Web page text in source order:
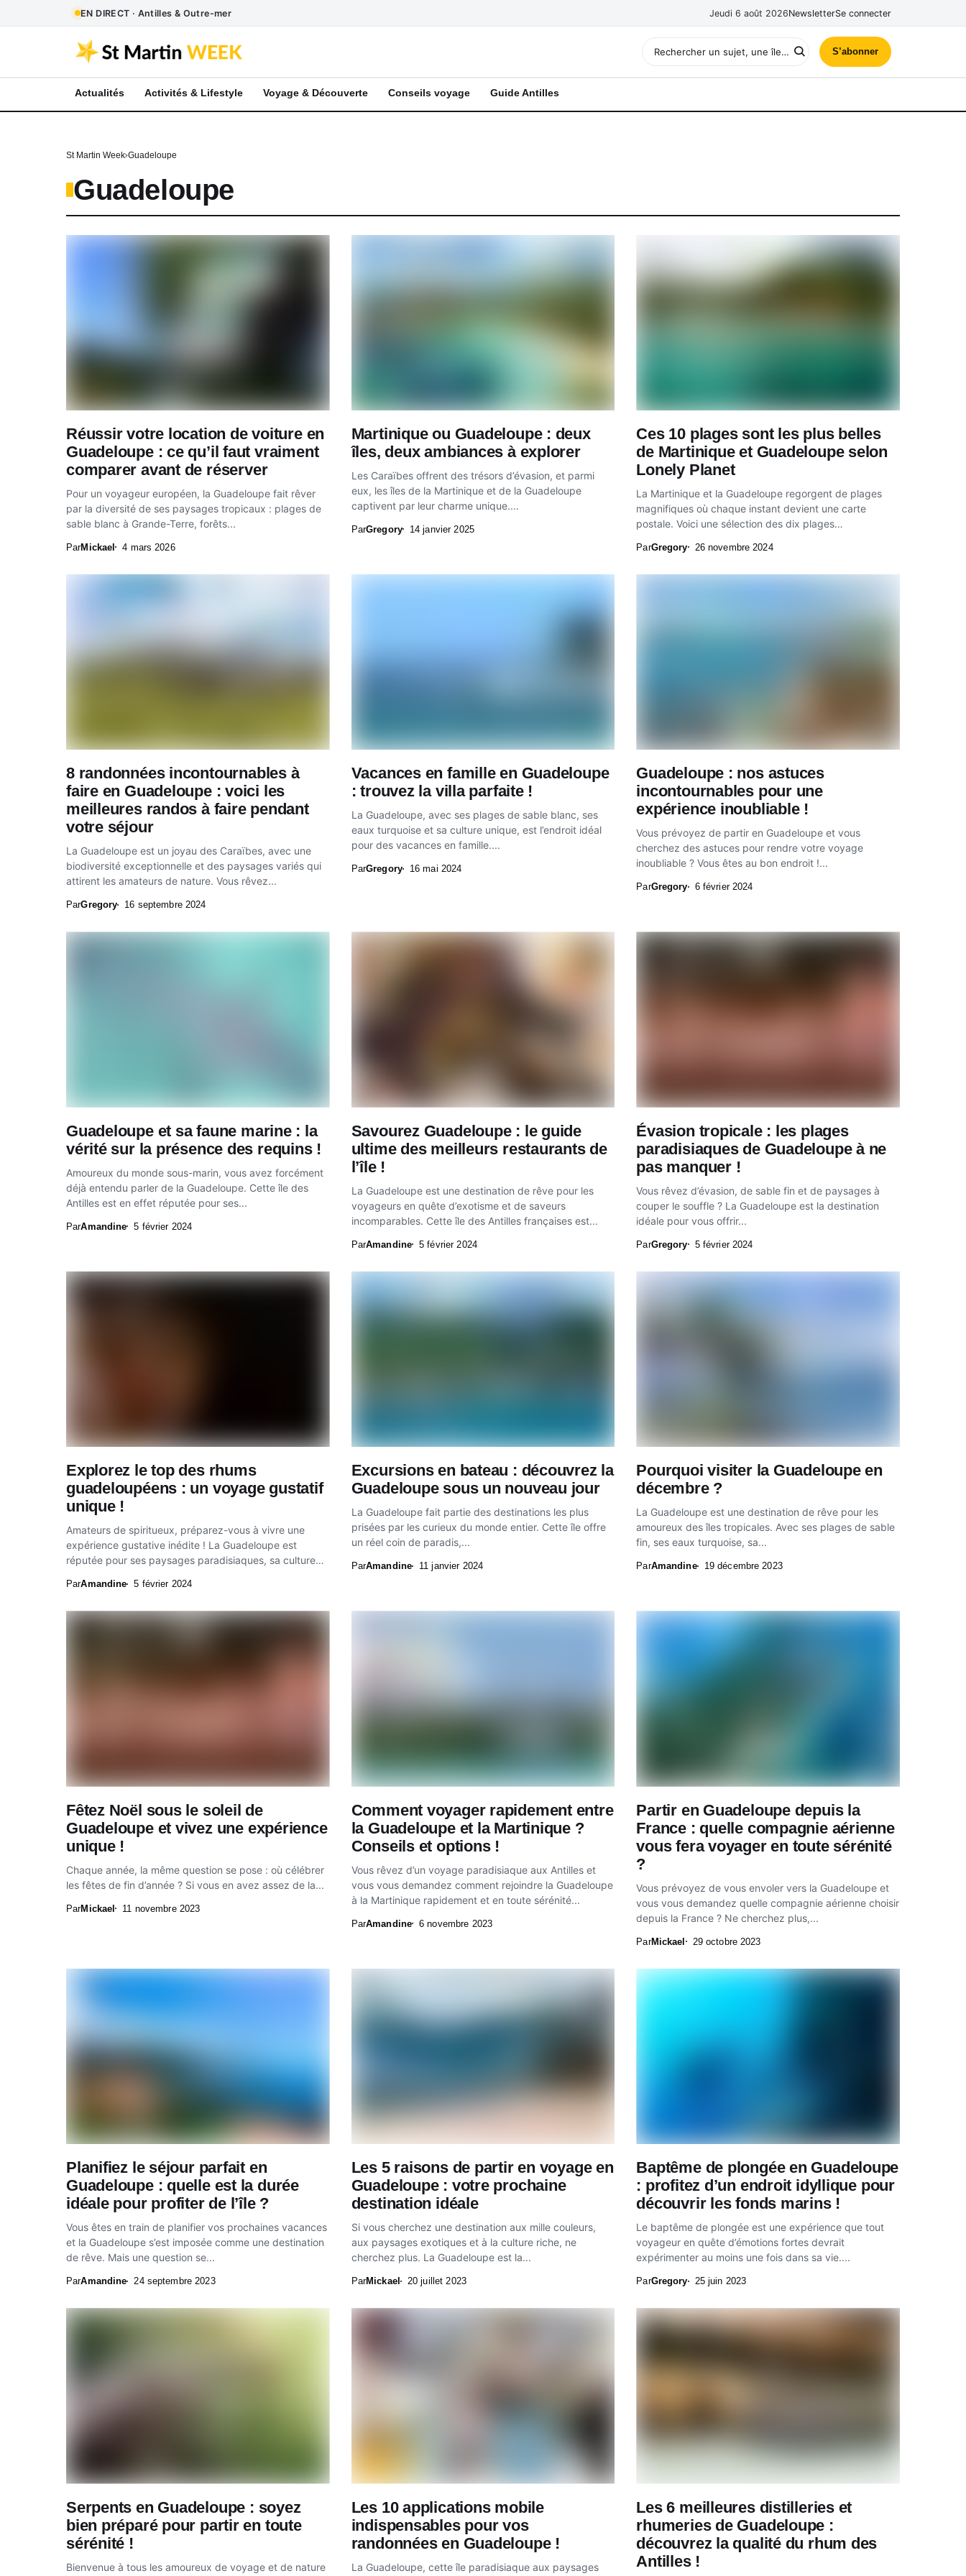
EN DIRECT · Antilles & Outre-mer Jeudi 6 août 2026NewsletterSe connecter
S’abonner
Actualités Activités & Lifestyle Voyage & Découverte Conseils voyage Guide Antilles
St Martin Week Guadeloupe
Guadeloupe
Réussir votre location de voiture en
Guadeloupe : ce qu’il faut vraiment
comparer avant de réserver
Pour un voyageur européen, la Guadeloupe fait rêver
par la diversité de ses paysages tropicaux : plages de
sable blanc à Grande-Terre, forêts...
ParMickael 4 mars 2026
Martinique ou Guadeloupe : deux
îles, deux ambiances à explorer
Les Caraïbes offrent des trésors d’évasion, et parmi
eux, les îles de la Martinique et de la Guadeloupe
captivent par leur charme unique....
ParGregory 14 janvier 2025
Ces 10 plages sont les plus belles
de Martinique et Guadeloupe selon
Lonely Planet
La Martinique et la Guadeloupe regorgent de plages
magnifiques où chaque instant devient une carte
postale. Voici une sélection des dix plages
ParGregory 26 novembre 2024
8 randonnées incontournables à
faire en Guadeloupe : voici les
meilleures randos à faire pendant
votre séjour
La Guadeloupe est un joyau des Caraïbes, avec une
biodiversité exceptionnelle et des paysages variés qui
attirent les amateurs de nature. Vous rêvez...
ParGregory 16 septembre 2024
Vacances en famille en Guadeloupe
: trouvez la villa parfaite !
La Guadeloupe, avec ses plages de sable blanc, ses
eaux turquoise et sa culture unique, est l’endroit idéal
pour des vacances en famille....
ParGregory 16 mai 2024
Guadeloupe : nos astuces
incontournables pour une
expérience inoubliable !
Vous prévoyez de partir en Guadeloupe et vous
cherchez des astuces pour rendre votre voyage
inoubliable ? Vous êtes au bon endroit !...
ParGregory 6 février 2024
Guadeloupe et sa faune marine : la
vérité sur la présence des requins !
Amoureux du monde sous-marin, vous avez forcément
déjà entendu parler de la Guadeloupe. Cette île des
Antilles est en effet réputée pour ses...
ParAmandine 5 février 2024
Savourez Guadeloupe : le guide
ultime des meilleurs restaurants de
l’île !
La Guadeloupe est une destination de rêve pour les
voyageurs en quête d’exotisme et de saveurs
incomparables. Cette île des Antilles françaises est...
ParAmandine 5 février 2024
Évasion tropicale : les plages
paradisiaques de Guadeloupe à ne
pas manquer !
Vous rêvez d’évasion, de sable fin et de paysages à
couper le souffle ? La Guadeloupe est la destination
idéale pour vous offrir...
ParGregory 5 février 2024
Explorez le top des rhums
guadeloupéens : un voyage gustatif
unique !
Amateurs de spiritueux, préparez-vous à vivre une
expérience gustative inédite ! La Guadeloupe est
réputée pour ses paysages paradisiaques, sa culture
ParAmandine 5 février 2024
Excursions en bateau : découvrez la
Guadeloupe sous un nouveau jour
La Guadeloupe fait partie des destinations les plus
prisées par les curieux du monde entier. Cette île offre
un réel coin de paradis,...
ParAmandine 11 janvier 2024
Pourquoi visiter la Guadeloupe en
décembre ?
La Guadeloupe est une destination de rêve pour les
amoureux des îles tropicales. Avec ses plages de sable
fin, ses eaux turquoise, sa...
ParAmandine 19 décembre 2023
Fêtez Noël sous le soleil de
Guadeloupe et vivez une expérience
unique !
Chaque année, la même question se pose : où célébrer
les fêtes de fin d’année ? Si vous en avez assez de la...
ParMickael 11 novembre 2023
Comment voyager rapidement entre
la Guadeloupe et la Martinique ?
Conseils et options !
Vous rêvez d’un voyage paradisiaque aux Antilles et
vous vous demandez comment rejoindre la Guadeloupe
à la Martinique rapidement et en toute sérénité...
ParAmandine 6 novembre 2023
Partir en Guadeloupe depuis la
France : quelle compagnie aérienne
vous fera voyager en toute sérénité
?
Vous prévoyez de vous envoler vers la Guadeloupe et
vous vous demandez quelle compagnie aérienne choisir
depuis la France ? Ne cherchez plus,...
ParMickael 29 octobre 2023
Planifiez le séjour parfait en
Guadeloupe : quelle est la durée
idéale pour profiter de l’île ?
Vous êtes en train de planifier vos prochaines vacances
et la Guadeloupe s’est imposée comme une destination
de rêve. Mais une question se...
ParAmandine 24 septembre 2023
Les 5 raisons de partir en voyage en
Guadeloupe : votre prochaine
destination idéale
Si vous cherchez une destination aux mille couleurs,
aux paysages exotiques et à la culture riche, ne
cherchez plus. La Guadeloupe est la...
ParMickael 20 juillet 2023
Baptême de plongée en Guadeloupe
: profitez d’un endroit idyllique pour
découvrir les fonds marins !
Le baptême de plongée est une expérience que tout
voyageur en quête d’émotions fortes devrait
expérimenter au moins une fois dans sa vie....
ParGregory 25 juin 2023
Serpents en Guadeloupe : soyez
bien préparé pour partir en toute
sérénité !
Bienvenue à tous les amoureux de voyage et de nature
Les 10 applications mobile
indispensables pour vos
randonnées en Guadeloupe !
La Guadeloupe, cette île paradisiaque aux paysages
Les 6 meilleures distilleries et
rhumeries de Guadeloupe :
découvrez la qualité du rhum des
Antilles !